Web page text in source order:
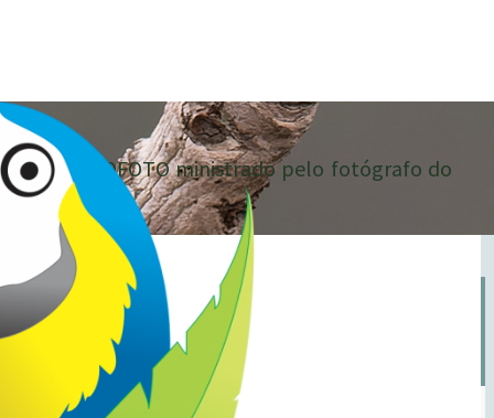
– ECOFOTO ministrado pelo fotógrafo do